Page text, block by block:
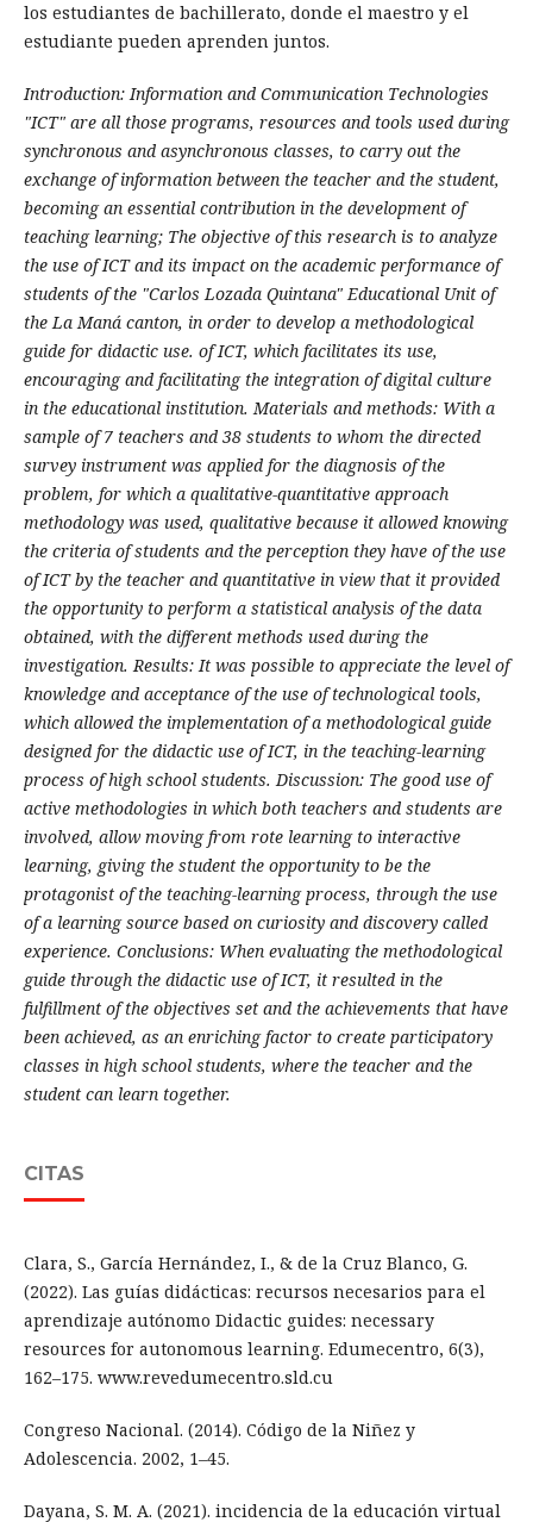
los estudiantes de bachillerato, donde el maestro y el
estudiante pueden aprenden juntos.
Introduction: Information and Communication Technologies
"ICT" are all those programs, resources and tools used during
synchronous and asynchronous classes, to carry out the
exchange of information between the teacher and the student,
becoming an essential contribution in the development of
teaching learning; The objective of this research is to analyze
the use of ICT and its impact on the academic performance of
students of the "Carlos Lozada Quintana" Educational Unit of
the La Maná canton, in order to develop a methodological
guide for didactic use. of ICT, which facilitates its use,
encouraging and facilitating the integration of digital culture
in the educational institution. Materials and methods: With a
sample of 7 teachers and 38 students to whom the directed
survey instrument was applied for the diagnosis of the
problem, for which a qualitative-quantitative approach
methodology was used, qualitative because it allowed knowing
the criteria of students and the perception they have of the use
of ICT by the teacher and quantitative in view that it provided
the opportunity to perform a statistical analysis of the data
obtained, with the different methods used during the
investigation. Results: It was possible to appreciate the level of
knowledge and acceptance of the use of technological tools,
which allowed the implementation of a methodological guide
designed for the didactic use of ICT, in the teaching-learning
process of high school students. Discussion: The good use of
active methodologies in which both teachers and students are
involved, allow moving from rote learning to interactive
learning, giving the student the opportunity to be the
protagonist of the teaching-learning process, through the use
of a learning source based on curiosity and discovery called
experience. Conclusions: When evaluating the methodological
guide through the didactic use of ICT, it resulted in the
fulfillment of the objectives set and the achievements that have
been achieved, as an enriching factor to create participatory
classes in high school students, where the teacher and the
student can learn together.
CITAS
Clara, S., García Hernández, I., & de la Cruz Blanco, G.
(2022). Las guías didácticas: recursos necesarios para el
aprendizaje autónomo Didactic guides: necessary
resources for autonomous learning. Edumecentro, 6(3),
162–175. www.revedumecentro.sld.cu
Congreso Nacional. (2014). Código de la Niñez y
Adolescencia. 2002, 1–45.
Dayana, S. M. A. (2021). incidencia de la educación virtual